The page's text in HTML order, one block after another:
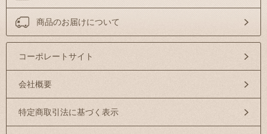
商品のお届けについて
コーポレートサイト
会社概要
特定商取引法に基づく表示